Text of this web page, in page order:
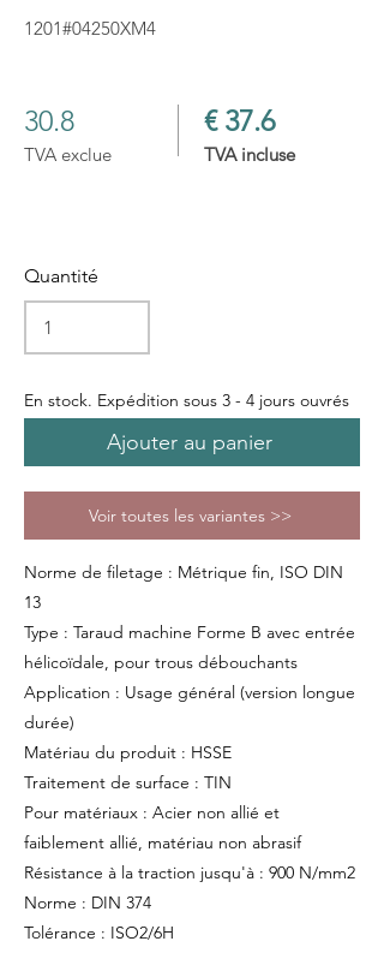
1201#04250XM4
30.8
TVA exclue
€ 37.6
TVA incluse
Quantité
En stock. Expédition sous 3 - 4 jours ouvrés
Ajouter au panier
Voir toutes les variantes >>
Norme de filetage : Métrique fin, ISO DIN
13
Type : Taraud machine Forme B avec entrée
hélicoïdale, pour trous débouchants
Application : Usage général (version longue
durée)
Matériau du produit : HSSE
Traitement de surface : TIN
Pour matériaux : Acier non allié et
faiblement allié, matériau non abrasif
Résistance à la traction jusqu'à : 900 N/mm2
Norme : DIN 374
Tolérance : ISO2/6H